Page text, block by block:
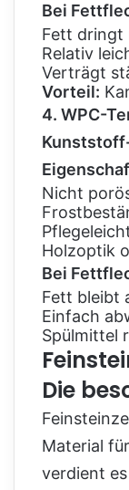
Bei
Fett dringt
Relativ
Verträgt
Vorteil:
4. WPC-
Nicht
Holzoptik
Bei
Fett bleibt
Einfach
Spülmittel
Die
Material
verdient